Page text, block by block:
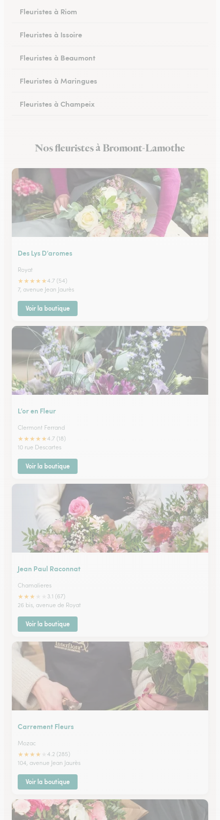
Fleuristes à Riom
Fleuristes à Issoire
Fleuristes à Beaumont
Fleuristes à Maringues
Fleuristes à Champeix
Fleuristes à Ceyrat
Nos fleuristes à Bromont-Lamothe
Des Lys D’aromes
Royat
★★★★★4.7 (54)
7, avenue Jean Jaurès
Voir la boutique
L’or en Fleur
Clermont Ferrand
★★★★★4.7 (18)
10 rue Descartes
Voir la boutique
Jean Paul Raconnat
Chamalieres
★★★
3.1 (67)
26 bis, avenue de Royat
Voir la boutique
Carrement Fleurs
Mozac
★★★★
4.2 (285)
104, avenue Jean Jaurès
Voir la boutique